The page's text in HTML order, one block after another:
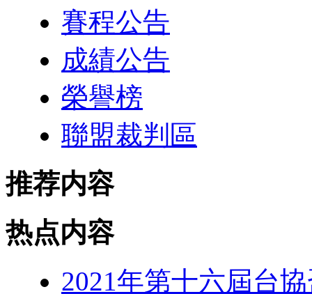
賽程公告
成績公告
榮譽榜
聯盟裁判區
推荐内容
热点内容
2021年第十六屆台